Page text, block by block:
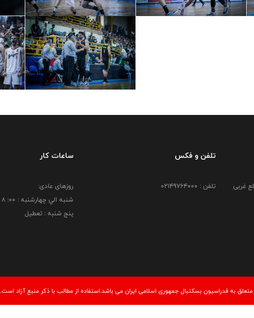
غربی
تلفن و فکس
تلفن : 02149764000
ساعات کار
روزهای عادی:
شنبه الي چهارشنبه : 00: 8 لغايت 16:00
پنج شنبه : تعطیل
به فدراسیون بسکتبال جمهوری اسلامی ایران می باشد.استفاده از مطالب با ذكر منبع آزاد است.